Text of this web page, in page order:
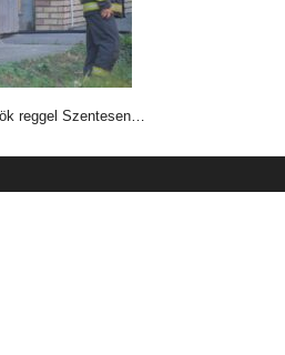
reggel Szentesen…